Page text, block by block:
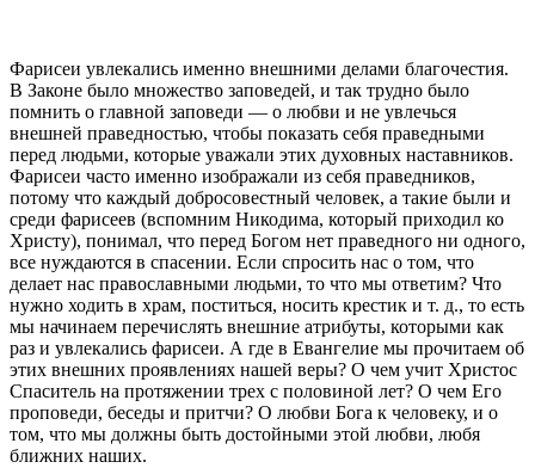
Фарисеи увлекались именно внешними делами благочестия.
В Законе было множество заповедей, и так трудно было
помнить о главной заповеди — о любви и не увлечься
внешней праведностью, чтобы показать себя праведными
перед людьми, которые уважали этих духовных наставников.
Фарисеи часто именно изображали из себя праведников,
потому что каждый добросовестный человек, а такие были и
среди фарисеев (вспомним Никодима, который приходил ко
Христу), понимал, что перед Богом нет праведного ни одного,
все нуждаются в спасении. Если спросить нас о том, что
делает нас православными людьми, то что мы ответим? Что
нужно ходить в храм, поститься, носить крестик и т. д., то есть
мы начинаем перечислять внешние атрибуты, которыми как
раз и увлекались фарисеи. А где в Евангелие мы прочитаем об
этих внешних проявлениях нашей веры? О чем учит Христос
Спаситель на протяжении трех с половиной лет? О чем Его
проповеди, беседы и притчи? О любви Бога к человеку, и о
том, что мы должны быть достойными этой любви, любя
ближних наших.